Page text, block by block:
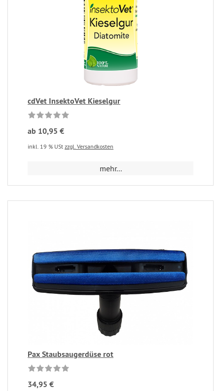
cdVet InsektoVet Kieselgur
ab 10,95 €
inkl. 19 % USt zzgl. Versandkosten
mehr...
Pax Staubsaugerdüse rot
34,95 €